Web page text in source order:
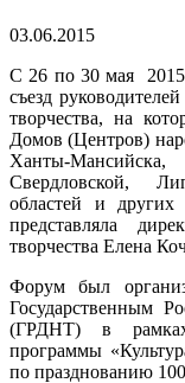
03.06.2015
С 26 по 30 мая
съезд
творчества, на
Домов (Центров)
Ханты-
Свердловской,
областей и
представляла
творчества Елена
Форум был
Государственным
(ГРДНТ) в рамках
программы
по празднованию